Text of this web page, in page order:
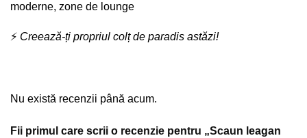
moderne, zone de lounge
⚡ Creează-ți propriul colț de paradis astăzi!
Nu există recenzii până acum.
Fii primul care scrii o recenzie pentru „Scaun leagan